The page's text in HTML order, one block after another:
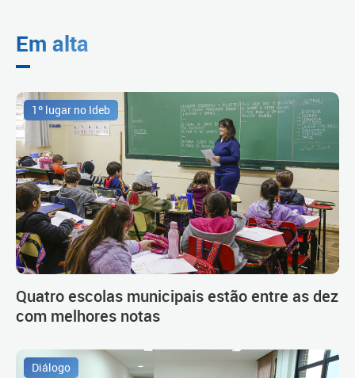
Em alta
1º lugar no Ideb
Quatro escolas municipais estão entre as dez
com melhores notas
Diálogo